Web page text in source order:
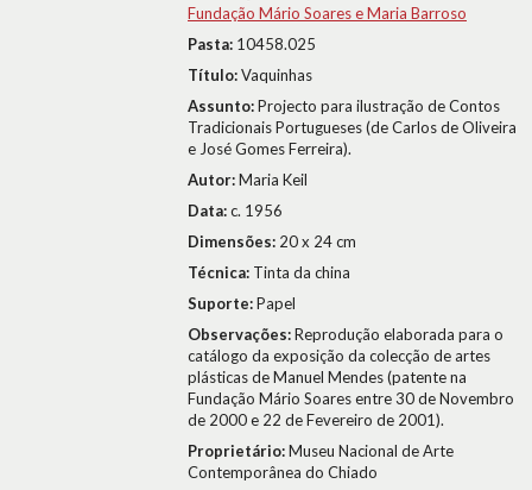
Fundação Mário Soares e Maria Barroso
Pasta: 10458.025
Título:Vaquinhas
Assunto:Projecto para ilustração de Contos
Tradicionais Portugueses (de Carlos de Oliveira
e José Gomes Ferreira).
Autor:Maria Keil
Data:c. 1956
Dimensões: 20 x 24 cm
Técnica: Tinta da china
Suporte:Papel
Observações:Reprodução elaborada para o
catálogo da exposição da colecção de artes
plásticas de Manuel Mendes (patente na
Fundação Mário Soares entre 30 de Novembro
de 2000 e 22 de Fevereiro de 2001).
Proprietário:Museu Nacional de Arte
Contemporânea do Chiado